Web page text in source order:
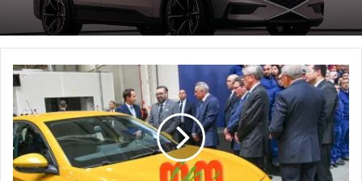
بيجو
208
“صُنِعت
في
القنيطرة”:
قصة
سيارة